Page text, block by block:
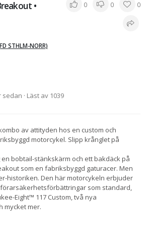
•
0 0 0
STHLM-NORR)
sedan · Läst av 1039
av attityden hos en custom och
motorcykel. Slipp krånglet på
bobtail-stänkskärm och ett bakdäck på
som en fabriksbyggd gaturacer. Men
historiken. Den här motorcykeln erbjuder
förarsäkerhetsförbättringar som standard,
Eight™ 117 Custom, två nya
mycket mer.